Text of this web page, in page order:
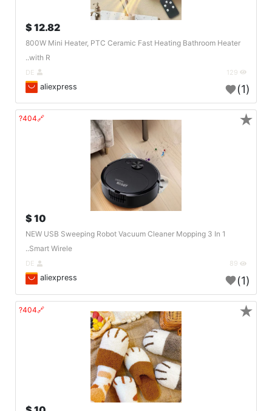
12.82 $
800W Mini Heater, PTC Ceramic Fast Heating Bathroom Heater
with R..
aliexpress (1)
🔗404?
10 $
NEW USB Sweeping Robot Vacuum Cleaner Mopping 3 In 1
Smart Wirele..
aliexpress (1)
★
🔗404? ★